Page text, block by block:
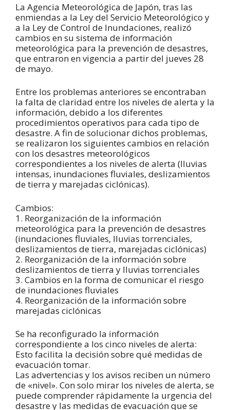
La Agencia Meteorológica de Japón, tras las
enmiendas a la Ley del Servicio Meteorológico y
a la Ley de Control de Inundaciones, realizó
cambios en su sistema de información
meteorológica para la prevención de desastres,
que entraron en vigencia a partir del jueves 28
de mayo.
Entre los problemas anteriores se encontraban
la falta de claridad entre los niveles de alerta y la
información, debido a los diferentes
procedimientos operativos para cada tipo de
desastre. A fin de solucionar dichos problemas,
se realizaron los siguientes cambios en relación
con los desastres meteorológicos
correspondientes a los niveles de alerta (lluvias
intensas, inundaciones fluviales, deslizamientos
de tierra y marejadas ciclónicas).
Cambios:
1. Reorganización de la información
meteorológica para la prevención de desastres
(inundaciones fluviales, lluvias torrenciales,
deslizamientos de tierra, marejadas ciclónicas)
2. Reorganización de la información sobre
deslizamientos de tierra y lluvias torrenciales
3. Cambios en la forma de comunicar el riesgo
de inundaciones fluviales
4. Reorganización de la información sobre
marejadas ciclónicas
Se ha reconfigurado la información
correspondiente a los cinco niveles de alerta:
Esto facilita la decisión sobre qué medidas de
evacuación tomar.
Las advertencias y los avisos reciben un número
de «nivel». Con solo mirar los niveles de alerta, se
puede comprender rápidamente la urgencia del
desastre y las medidas de evacuación que se